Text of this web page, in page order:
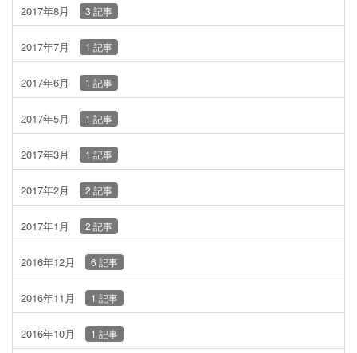
2017年8月 3 記事
2017年7月 1 記事
2017年6月 1 記事
2017年5月 1 記事
2017年3月 1 記事
2017年2月 2 記事
2017年1月 2 記事
2016年12月 6 記事
2016年11月 1 記事
2016年10月 1 記事